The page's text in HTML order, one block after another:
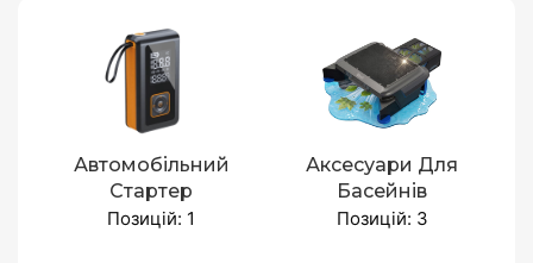
Автомобільний
Стартер
Позицій: 1
Аксесуари Для
Басейнів
Позицій: 3